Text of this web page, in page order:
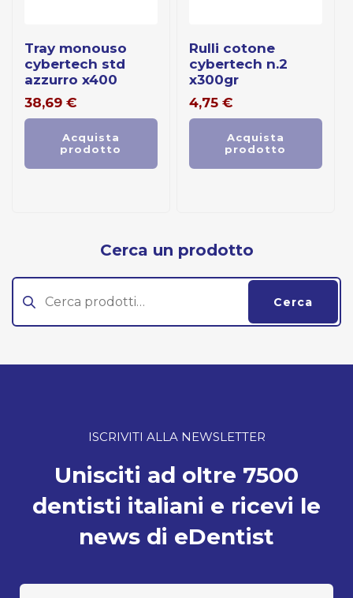
tray monouso
cybertech std
azzurro x400
38,69 €
Acquista
prodotto
rulli cotone
cybertech n.2
x300gr
4,75 €
Acquista
prodotto
Cerca un prodotto
Cerca:
Cerca
ISCRIVITI ALLA NEWSLETTER
Unisciti ad oltre 7500
dentisti italiani e ricevi le
news di eDentist